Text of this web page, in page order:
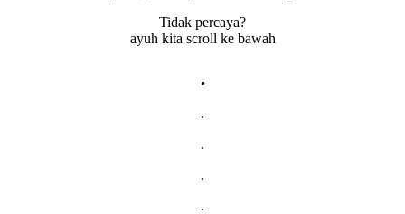
Tidak percaya?
ayuh kita scroll ke bawah
.
.
.
.
.